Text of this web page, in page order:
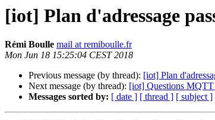
[iot] Plan d'adressage
Rémi Boulle mail at remiboulle.fr
Mon Jun 18 15:25:04 CEST 2018
Previous message (by thread): [iot] Plan
Next message (by thread): [iot] Questions MQTT
Messages sorted by: [ date ] [ thread ] [ subject ]